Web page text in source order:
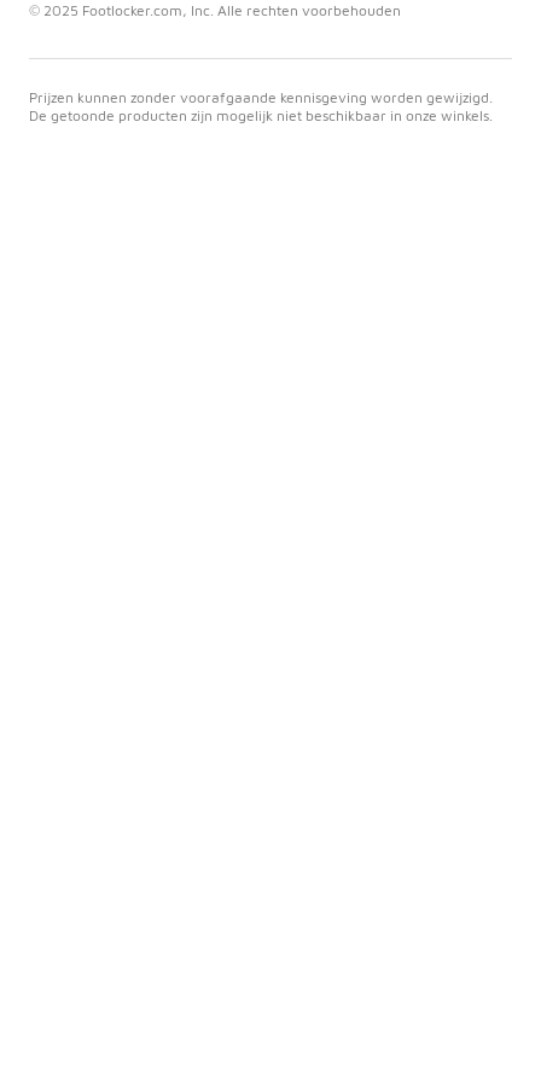
© 2025 Footlocker.com, Inc. Alle rechten voorbehouden
Prijzen kunnen zonder voorafgaande kennisgeving worden gewijzigd.
De getoonde producten zijn mogelijk niet beschikbaar in onze winkels.